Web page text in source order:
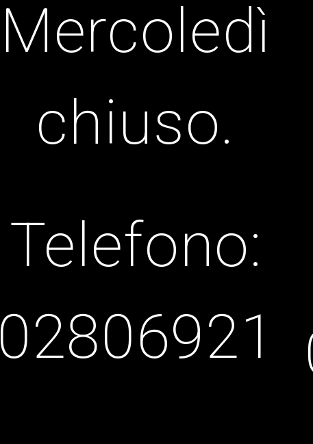
Mercoledì
chiuso.
Telefono:
02806921